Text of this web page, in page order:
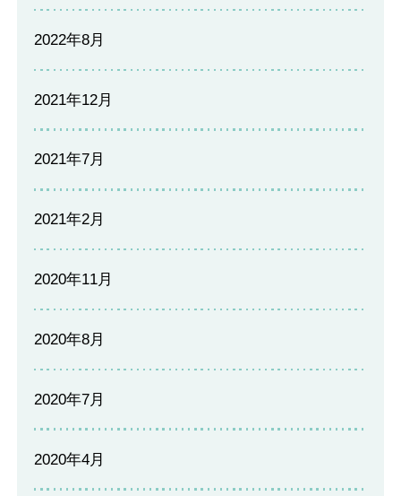
2022年8月
2021年12月
2021年7月
2021年2月
2020年11月
2020年8月
2020年7月
2020年4月